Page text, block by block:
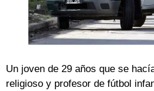
Un joven de 29 años que se
religioso y profesor de fútbol